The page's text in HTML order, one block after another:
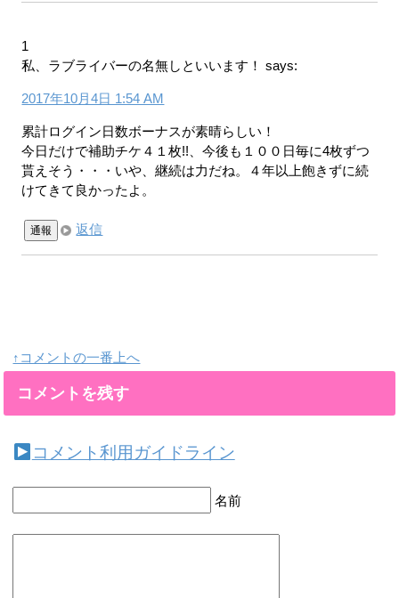
1
私、ラブライバーの名無しといいます！
says:
2017年10月4日 1:54 AM
累計ログイン日数ボーナスが素晴らしい！
今日だけで補助チケ４１枚!!、今後も１００日毎に4枚ずつ
貰えそう・・・いや、継続は力だね。４年以上飽きずに続
けてきて良かったよ。
通報 返信
↑コメントの一番上へ
コメントを残す
コメント利用ガイドライン
名前